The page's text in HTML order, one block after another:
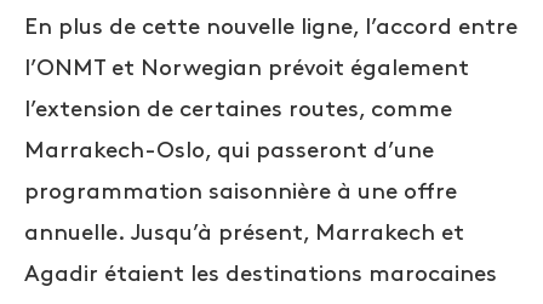
En plus de cette nouvelle ligne, l’accord entre
l’ONMT et Norwegian prévoit également
l’extension de certaines routes, comme
Marrakech-Oslo, qui passeront d’une
programmation saisonnière à une offre
annuelle. Jusqu’à présent, Marrakech et
Agadir étaient les destinations marocaines